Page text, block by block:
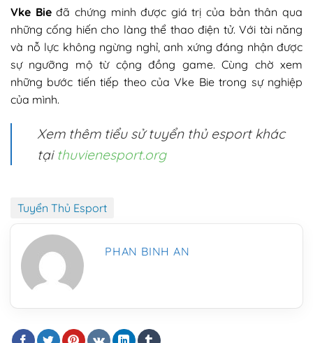
Vke Bieđã chứng minh được giá trị của bản thân qua
những cống hiến cho làng thể thao điện tử. Với tài năng
và nỗ lực không ngừng nghỉ, anh xứng đáng nhận được
sự ngưỡng mộ từ cộng đồng game. Cùng chờ xem
những bước tiến tiếp theo của Vke Bie trong sự nghiệp
của mình.
Xem thêm tiểu sử tuyển thủ esport khác
tại thuvienesport.org
Tuyển Thủ Esport
PHAN BINH AN